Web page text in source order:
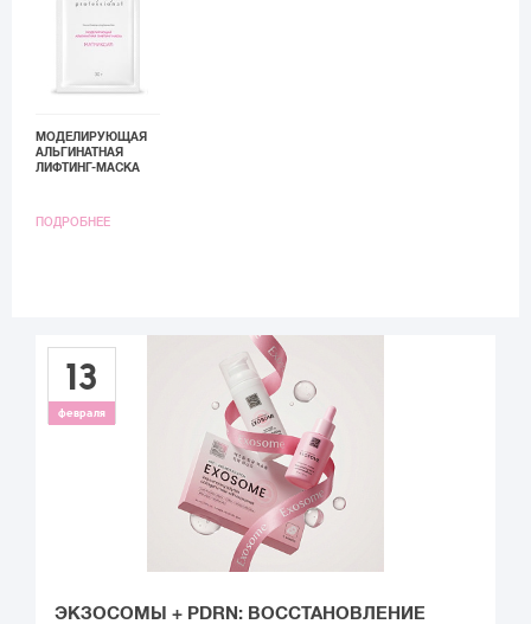
МОДЕЛИРУЮЩАЯ
АЛЬГИНАТНАЯ
ЛИФТИНГ-МАСКА
ПОДРОБНЕЕ
13
февраля
ЭКЗОСОМЫ + PDRN: ВОССТАНОВЛЕНИЕ